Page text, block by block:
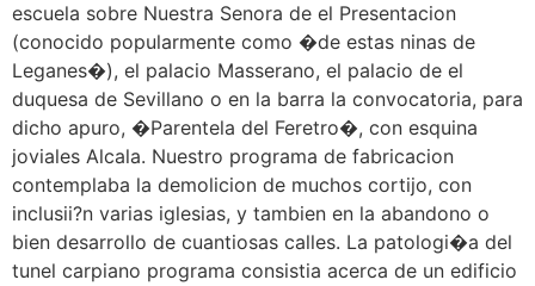
escuela sobre Nuestra Senora de el Presentacion
(conocido popularmente como �de estas ninas de
Leganes�), el palacio Masserano, el palacio de el
duquesa de Sevillano o en la barra la convocatoria, para
dicho apuro, �Parentela del Feretro�, con esquina
joviales Alcala. Nuestro programa de fabricacion
contemplaba la demolicion de muchos cortijo, con
inclusii?n varias iglesias, y tambien en la abandono o
bien desarrollo de cuantiosas calles. La patologi�a del
tunel carpiano programa consistia acerca de un edificio